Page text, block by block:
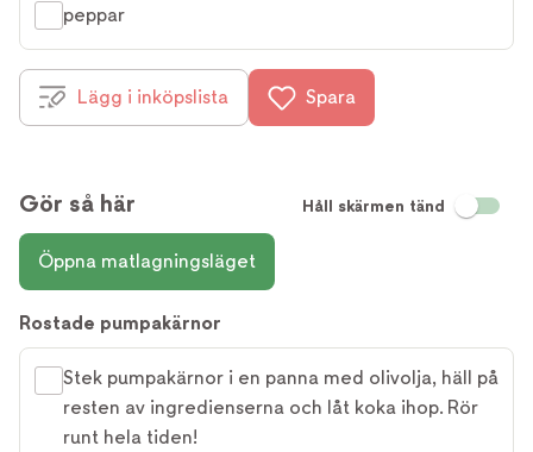
peppar
Lägg i inköpslista Spara
Gör så här Håll skärmen tänd
Öppna matlagningsläget
Rostade pumpakärnor
Stek pumpakärnor i en panna med olivolja, häll på
resten av ingredienserna och låt koka ihop. Rör
runt hela tiden!